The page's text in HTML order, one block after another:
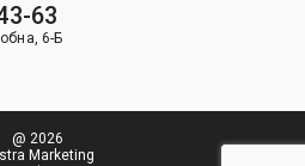
63
6-Б
@ 2026
Marketing